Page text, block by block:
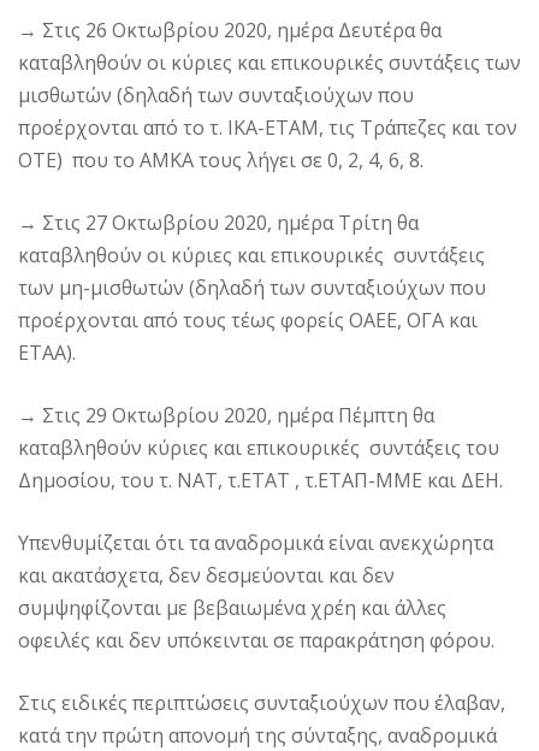
→ Στις 26 Οκτωβρίου 2020, ημέρα Δευτέρα θα
καταβληθούν οι κύριες και επικουρικές συντάξεις των
μισθωτών (δηλαδή των συνταξιούχων που
προέρχονται από το τ. ΙΚΑ-ΕΤΑΜ, τις Τράπεζες και τον
ΟΤΕ) που το ΑΜΚΑ τους λήγει σε 0, 2, 4, 6, 8.
→ Στις 27 Οκτωβρίου 2020, ημέρα Τρίτη θα
καταβληθούν οι κύριες και επικουρικές συντάξεις
των μη-μισθωτών (δηλαδή των συνταξιούχων που
προέρχονται από τους τέως φορείς ΟΑΕΕ, ΟΓΑ και
ΕΤΑΑ).
→ Στις 29 Οκτωβρίου 2020, ημέρα Πέμπτη θα
καταβληθούν κύριες και επικουρικές συντάξεις του
Δημοσίου, του τ. ΝΑΤ, τ.ΕΤΑΤ , τ.ΕΤΑΠ-ΜΜΕ και ΔΕΗ.
Υπενθυμίζεται ότι τα αναδρομικά είναι ανεκχώρητα
και ακατάσχετα, δεν δεσμεύονται και δεν
συμψηφίζονται με βεβαιωμένα χρέη και άλλες
οφειλές και δεν υπόκεινται σε παρακράτηση φόρου.
Στις ειδικές περιπτώσεις συνταξιούχων που έλαβαν,
κατά την πρώτη απονομή της σύνταξης, αναδρομικά